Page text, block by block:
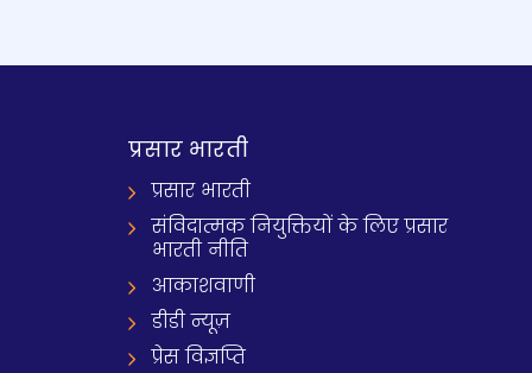
प्रसार भारती
प्रसार भारती
संविदात्मक नियुक्तियों के लिए प्रसार
भारती नीति
आकाशवाणी
डीडी न्यूज़
प्रेस विज्ञप्ति